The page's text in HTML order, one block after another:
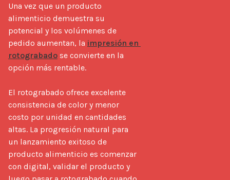
Una vez que un producto
alimenticio demuestra su
potencial y los volúmenes de
pedido aumentan, la impresión en
rotograbado se convierte en la
opción más rentable.
El rotograbado ofrece excelente
consistencia de color y menor
costo por unidad en cantidades
altas. La progresión natural para
un lanzamiento exitoso de
producto alimenticio es comenzar
con digital, validar el producto y